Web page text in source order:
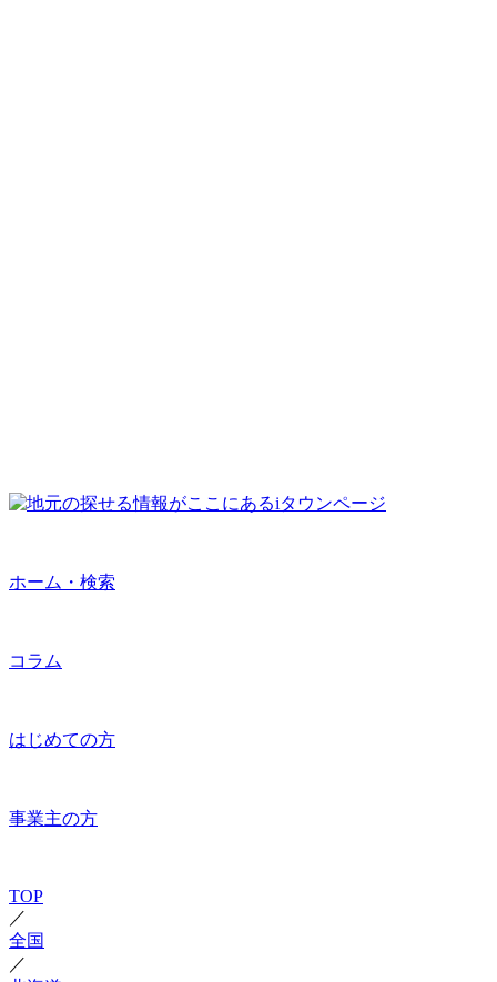
ホーム・検索
コラム
はじめての方
事業主の方
TOP
／
全国
／